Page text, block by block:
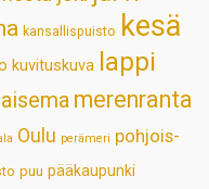
kansallispuisto kesä
kuvituskuva lappi
merenranta
Oulu perämeri pohjois-
puu pääkaupunki